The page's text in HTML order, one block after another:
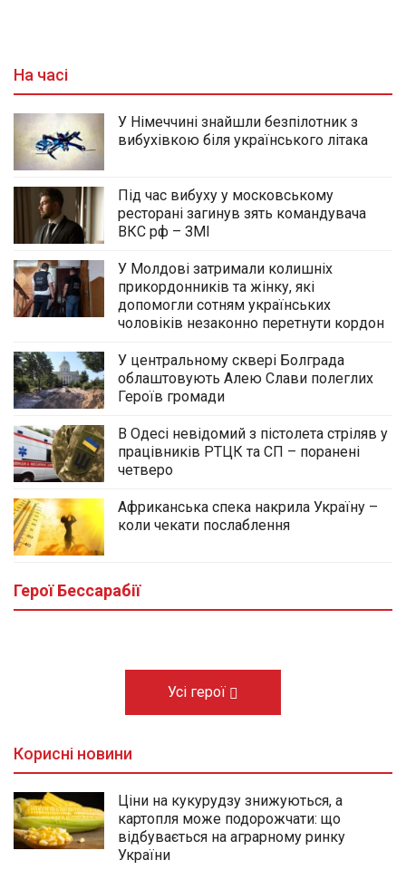
На часі
У Німеччині знайшли безпілотник з
вибухівкою біля українського літака
Під час вибуху у московському
ресторані загинув зять командувача
ВКС рф – ЗМІ
У Молдові затримали колишніх
прикордонників та жінку, які
допомогли сотням українських
чоловіків незаконно перетнути кордон
У центральному сквері Болграда
облаштовують Алею Слави полеглих
Героїв громади
В Одесі невідомий з пістолета стріляв у
працівників РТЦК та СП – поранені
четверо
Африканська спека накрила Україну –
коли чекати послаблення
Герої Бессарабії
У центральному сквері Болграда
облаштовують Алею Слави полеглих
Героїв громади
03.08.2026
Усі герої
Корисні новини
Ціни на кукурудзу знижуються, а
картопля може подорожчати: що
відбувається на аграрному ринку
України